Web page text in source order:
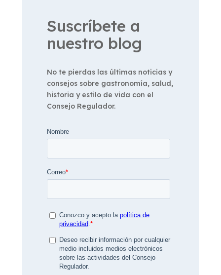
Suscríbete a
nuestro blog
No te pierdas las últimas noticias y
consejos sobre gastronomía, salud,
historia y estilo de vida con el
Consejo Regulador.